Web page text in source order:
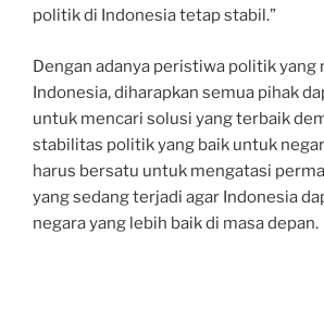
politik di Indonesia tetap stabil.”
Dengan adanya peristiwa politik yang
Indonesia, diharapkan semua pihak
untuk mencari solusi yang terbaik
stabilitas politik yang baik untuk
harus bersatu untuk mengatasi
yang sedang terjadi agar Indonesia
negara yang lebih baik di masa depan.